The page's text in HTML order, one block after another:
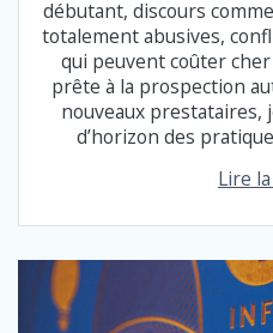
débutant, discours
totalement abusives,
qui peuvent coûter
prête à la prospection
nouveaux prestataires,
d’horizon des
Lire